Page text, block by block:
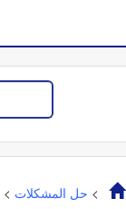
> حل المشكلات >